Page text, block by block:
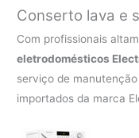
Conserto lava e
Com profissionais
eletrodomésticos
serviço de
importados da marca